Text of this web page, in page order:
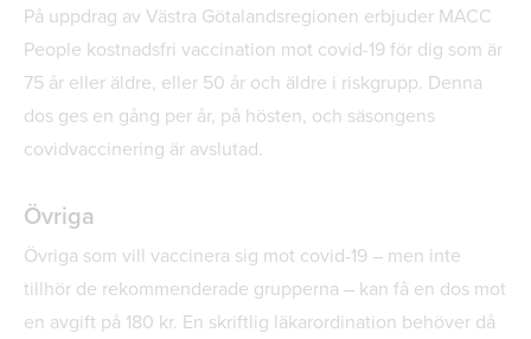
På uppdrag av Västra Götalandsregionen erbjuder MACC
People kostnadsfri vaccination mot covid-19 för dig som är
75 år eller äldre, eller 50 år och äldre i riskgrupp. Denna
dos ges en gång per år, på hösten, och säsongens
covidvaccinering är avslutad.
Övriga
Övriga som vill vaccinera sig mot covid-19 – men inte
tillhör de rekommenderade grupperna – kan få en dos mot
en avgift på 180 kr. En skriftlig läkarordination behöver då